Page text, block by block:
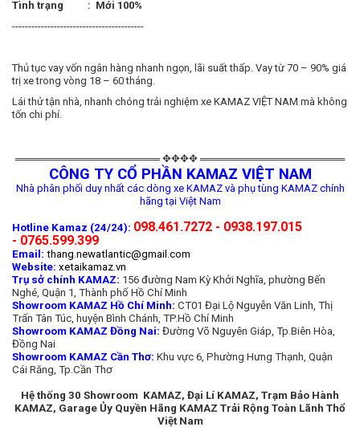
Tình trạng : Mới 100%
-----------------------------------------
Thủ tục vay vốn ngân hàng nhanh ngọn, lãi suất thấp. Vay từ 70 – 90% giá
trị xe trong vòng 18 – 60 tháng.
Lái thử tận nhà, nhanh chóng trải nghiệm xe KAMAZ VIỆT NAM mà không
tốn chi phí.
════════════════════ ✥✥✥✥ ════════════════════
CÔNG TY CỔ PHẦN KAMAZ VIỆT NAM
Nhà phân phối duy nhất các dòng xe KAMAZ và phụ tùng KAMAZ chính
hãng tại Việt Nam
Hotline Kamaz (24/24): 098.461.7272 - 0938.197.015
- 0765.599.399
Email: thang.newatlantic@gmail.com
Website: xetaikamaz.vn
Trụ sở chính KAMAZ: 156 đường Nam Kỳ Khởi Nghĩa, phường Bến
Nghé, Quận 1, Thành phố Hồ Chí Minh
Showroom KAMAZ Hồ Chí Minh: CT01 Đại Lộ Nguyễn Văn Linh, Thị
Trấn Tân Túc, huyện Bình Chánh, TP.Hồ Chí Minh
Showroom KAMAZ Đồng Nai: Đường Võ Nguyên Giáp, Tp.Biên Hòa,
Đồng Nai
Showroom KAMAZ Cần Thơ: Khu vực 6, Phường Hưng Thạnh, Quận
Cái Răng, Tp.Cần Thơ
Hệ thống 30 Showroom KAMAZ, Đại Lí KAMAZ, Trạm Bảo Hành
KAMAZ, Garage Ủy Quyền Hãng KAMAZ Trải Rộng Toàn Lãnh Thổ
Việt Nam